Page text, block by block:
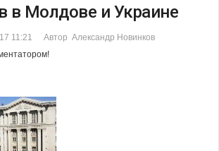
в Молдове и Украине
11:21
Автор Александр Новинков